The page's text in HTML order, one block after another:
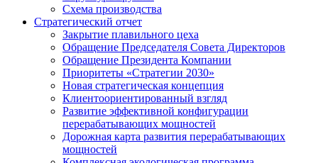
Схема производства
Стратегический отчет
Закрытие плавильного цеха
Обращение Председателя Совета Директоров
Обращение Президента Компании
Приоритеты «Стратегии 2030»
Новая стратегическая концепция
Клиентоориентированный взгляд
Развитие эффективной конфигурации
перерабатывающих мощностей
Дорожная карта развития перерабатывающих
мощностей